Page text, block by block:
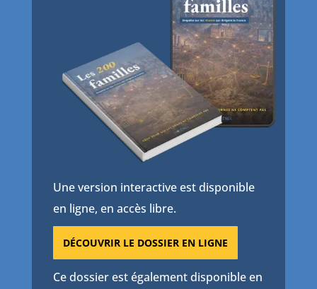
Une version interactive est disponible
en ligne, en accès libre.
DÉCOUVRIR LE DOSSIER EN LIGNE
Ce dossier est également disponible en